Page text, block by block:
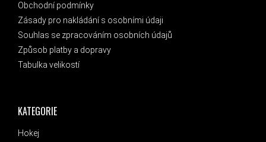
KATEGORIE
Hokej
Obchodní podmínky
Zásady pro nakládání s osobními údaji
Souhlas se zpracováním osobních údajů
Způsob platby a dopravy
Tabulka velikostí